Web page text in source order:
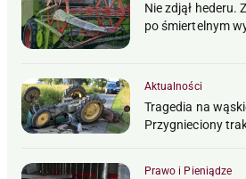
Nie zdjął hederu.
po śmiertelnym
Aktualności
Tragedia na
Przygnieciony
Prawo i Pieniądze